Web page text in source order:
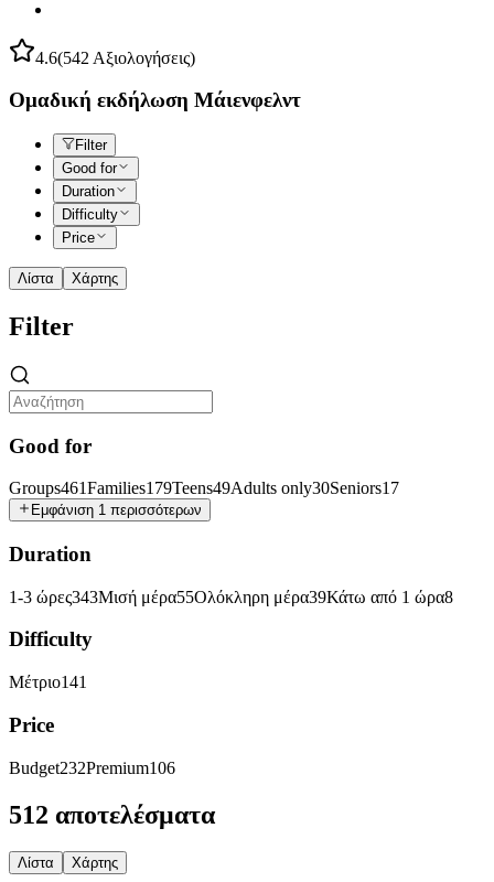
4.6(542 Αξιολογήσεις)
Ομαδική εκδήλωση Μάιενφελντ
Filter
Good for
Duration
Difficulty
Price
Λίστα Χάρτης
Filter
Good for
Groups461Families179Teens49Adults only30Seniors17
Εμφάνιση 1 περισσότερων
Duration
1-3 ώρες343Μισή μέρα55Ολόκληρη μέρα39Κάτω από 1 ώρα8
Difficulty
Μέτριο141
Price
Budget232Premium106
512 αποτελέσματα
Λίστα Χάρτης